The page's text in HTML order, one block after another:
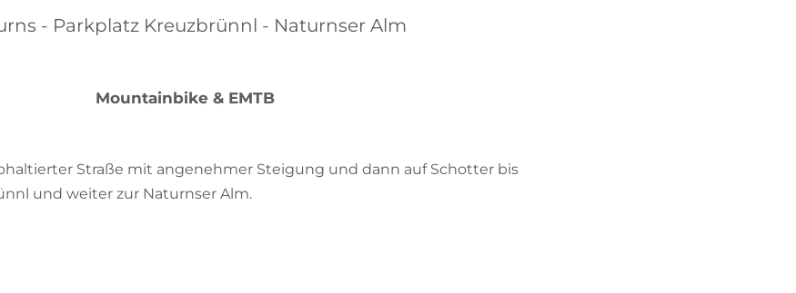
- Parkplatz Kreuzbrünnl - Naturnser Alm
Mountainbike & EMTB
Straße mit angenehmer Steigung und dann auf Schotter bis
und weiter zur Naturnser Alm.